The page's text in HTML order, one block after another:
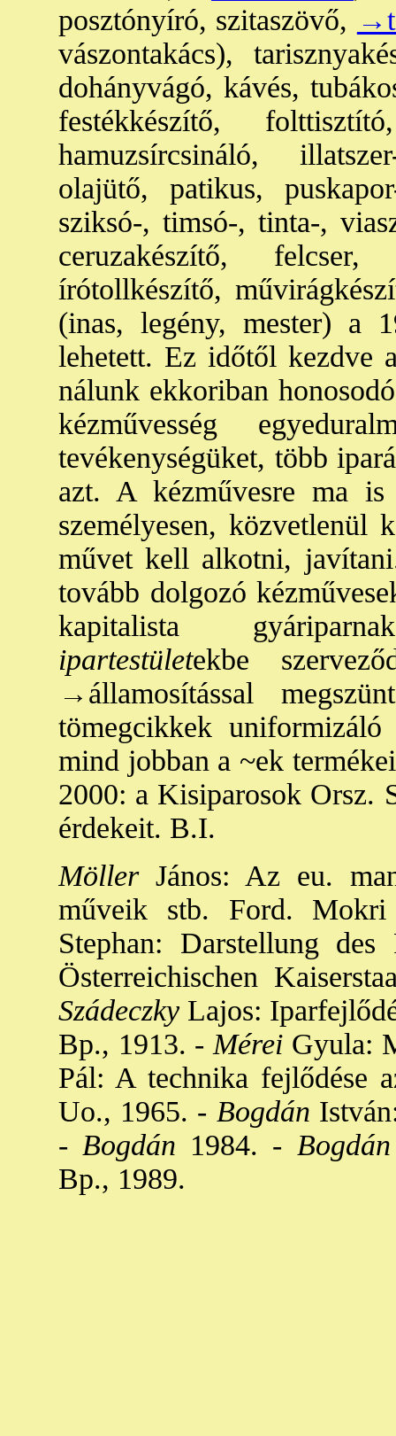
posztónyíró, szitaszövő,
vászontakács),
dohányvágó, kávés,
festékkészítő,
hamuzsírcsináló,
olajütő, patikus,
sziksó-, timsó-, tinta-,
ceruzakészítő,
írótollkészítő,
(inas, legény, mester) a
lehetett. Ez időtől kezdve
nálunk ekkoriban
kézművesség
tevékenységüket, több
azt. A kézművesre ma
személyesen,
művet kell alkotni,
tovább dolgozó
kapitalista
ipartestületekbe
→államosítással
tömegcikkek uniformizáló
mind jobban a ~ek
2000: a Kisiparosok Orsz.
érdekeit. B.I.
MöllerJános: Az eu.
műveik stb. Ford.
Stephan: Darstellung
Österreichischen
Szádeczky Lajos:
Bp., 1913. - Mérei Gyula:
Pál: A technika fejlődése
Uo., 1965. - Bogdán
- Bogdán 1984. - Bogdán
Bp., 1989.